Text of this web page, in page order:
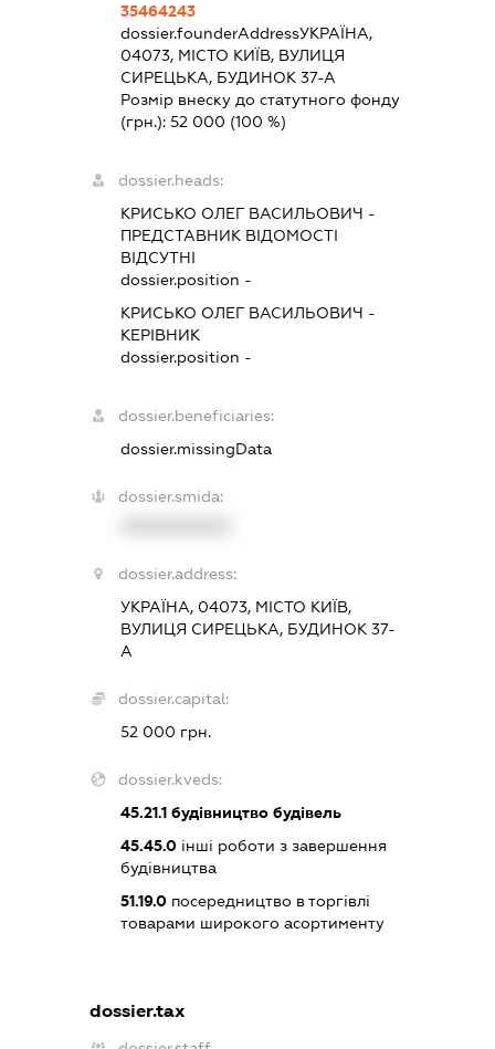
35464243
dossier.founderAddressУКРАЇНА,
04073, МІСТО КИЇВ, ВУЛИЦЯ
СИРЕЦЬКА, БУДИНОК 37-А
Розмір внеску до статутного фонду
(грн.): 52 000 (100 %)
dossier.heads:
КРИСЬКО ОЛЕГ ВАСИЛЬОВИЧ -
ПРЕДСТАВНИК ВІДОМОСТІ
ВІДСУТНІ
dossier.position -
КРИСЬКО ОЛЕГ ВАСИЛЬОВИЧ -
КЕРІВНИК
dossier.position -
dossier.beneficiaries:
dossier.missingData
dossier.smida:
dossier.address:
УКРАЇНА, 04073, МІСТО КИЇВ,
ВУЛИЦЯ СИРЕЦЬКА, БУДИНОК 37-
А
dossier.capital:
52 000 грн.
dossier.kveds:
45.21.1будівництво будівель
45.45.0інші роботи з завершення
будівництва
51.19.0посередництво в торгівлі
товарами широкого асортименту
dossier.tax